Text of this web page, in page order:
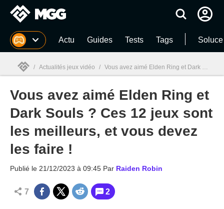
MGG Actu Guides Tests Tags
MGG
/ Actualités jeux vidéo / Vous avez aimé Elden Ring et Dark Souls ? Ces 12 jeux sont les meilleurs, et vous devez les faire !
Vous avez aimé Elden Ring et
Dark Souls ? Ces 12 jeux sont
les meilleurs, et vous devez
les faire !
Publié le 21/12/2023 à 09:45 Par Raiden Robin
7 2